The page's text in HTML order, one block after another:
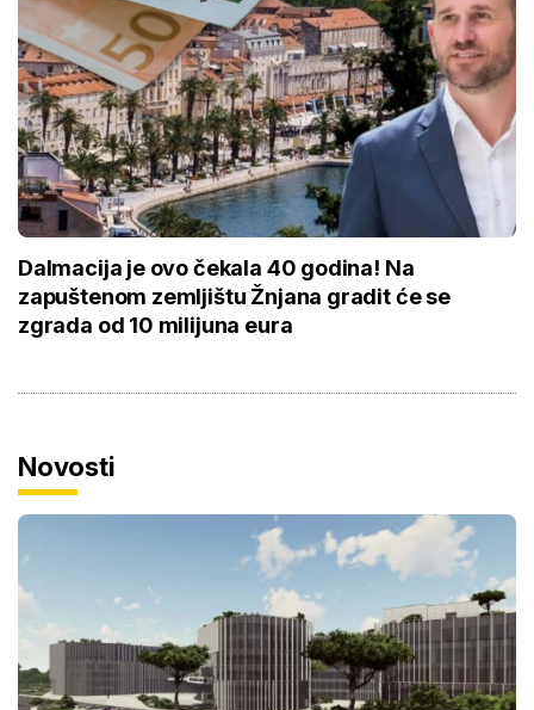
Dalmacija je ovo čekala 40 godina! Na
zapuštenom zemljištu Žnjana gradit će se
zgrada od 10 milijuna eura
Novosti